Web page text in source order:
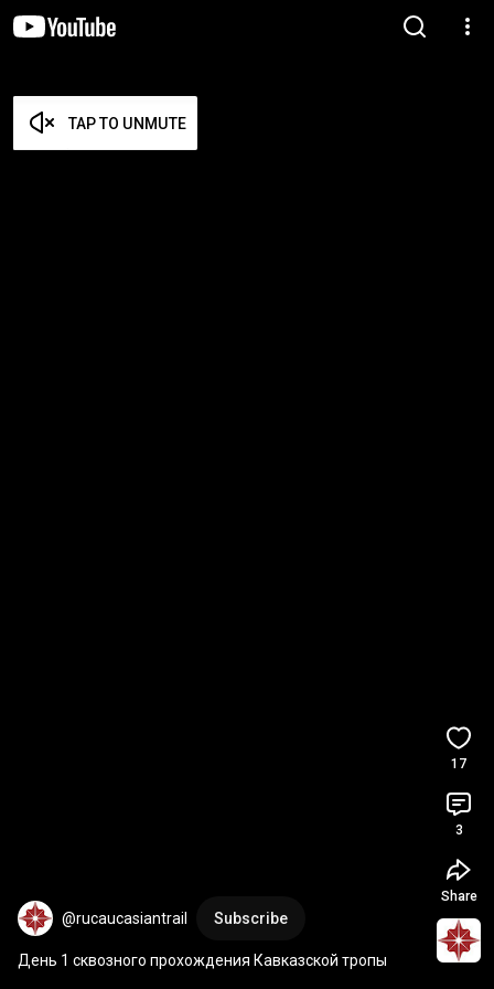
TAP TO UNMUTE
@rucaucasiantrail Subscribe
День 1 сквозного прохождения Кавказской тропы
17
3
Share